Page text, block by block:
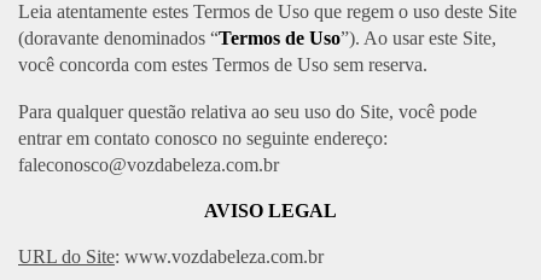
Leia atentamente estes Termos de Uso que regem o uso deste Site
(doravante denominados “Termos de Uso”). Ao usar este Site,
você concorda com estes Termos de Uso sem reserva.
Para qualquer questão relativa ao seu uso do Site, você pode
entrar em contato conosco no seguinte endereço:
faleconosco@vozdabeleza.com.br
AVISO LEGAL
URL do Site: www.vozdabeleza.com.br